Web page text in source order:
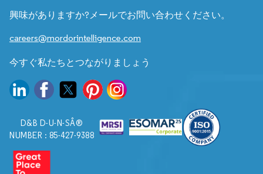
興味がありますか?メールでお問い合わせください。
careers@mordorintelligence.com
今すぐ私たちとつながりましょう
D&B D-U-N-SÂ®
NUMBER : 85-427-9388